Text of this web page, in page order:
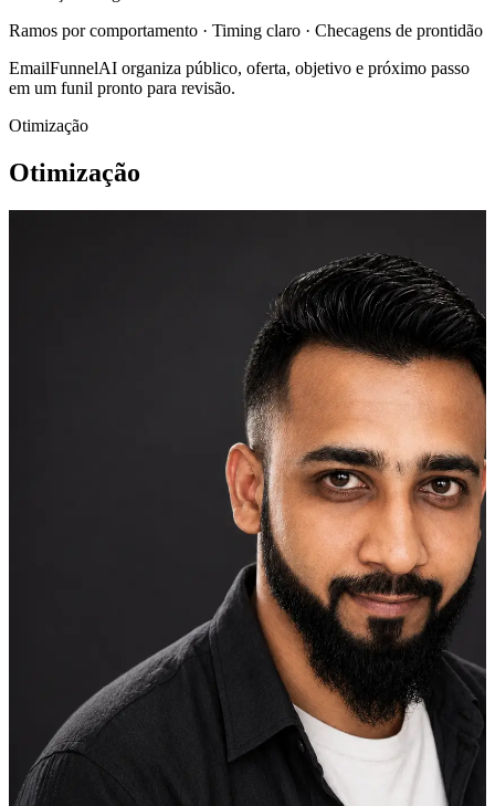
Ramos por comportamento · Timing claro · Checagens de prontidão
EmailFunnelAI organiza público, oferta, objetivo e próximo passo
em um funil pronto para revisão.
Otimização
Otimização